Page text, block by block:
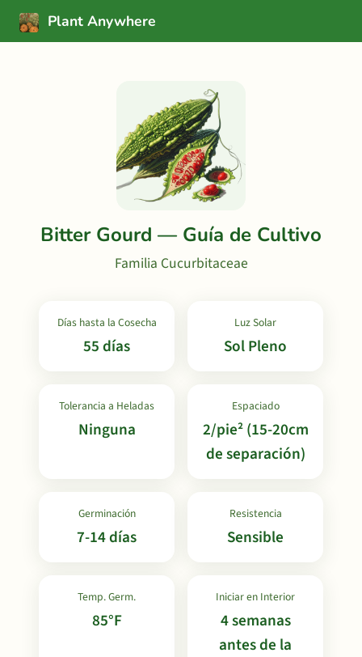
Plant Anywhere
Bitter Gourd — Guía de Cultivo
Familia Cucurbitaceae
Días hasta la Cosecha
55 días
Luz Solar
Sol Pleno
Tolerancia a Heladas
Ninguna
Espaciado
2/pie² (15-20cm
de separación)
Germinación
7-14 días
Resistencia
Sensible
Temp. Germ.
85°F
Iniciar en Interior
4 semanas
antes de la